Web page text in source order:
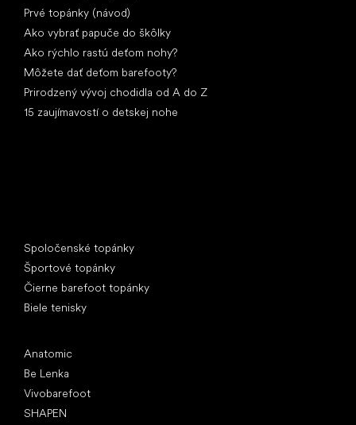
Prvé topánky (návod)
Ako vybrať papuče do škôlky
Ako rýchlo rastú deťom nohy?
Môžete dať deťom barefooty?
Prirodzený vývoj chodidla od A do Z
15 zaujímavostí o detskej nohe
Spoločenské topánky
Športové topánky
Čierne barefoot topánky
Biele tenisky
Anatomic
Be Lenka
Vivobarefoot
SHAPEN